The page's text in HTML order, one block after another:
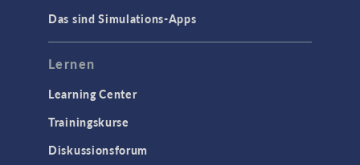
Das sind Simulations-Apps
Lernen
Learning Center
Trainingskurse
Diskussionsforum